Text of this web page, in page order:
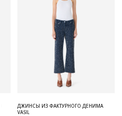
ДЖИНСЫ ИЗ ФАКТУРНОГО ДЕНИМА
VASIL